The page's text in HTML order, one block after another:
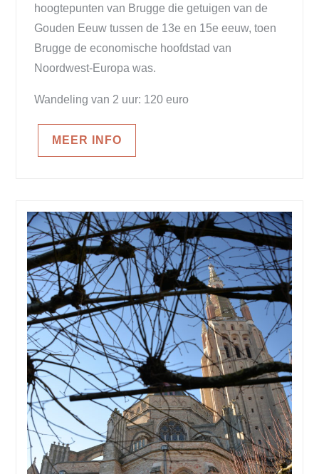
hoogtepunten van Brugge die getuigen van de
Gouden Eeuw tussen de 13e en 15e eeuw, toen
Brugge de economische hoofdstad van
Noordwest-Europa was.
Wandeling van 2 uur: 120 euro
MEER INFO